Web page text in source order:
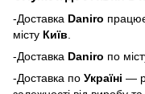
-Доставка Daniro п
місту Київ
-Доставка Daniro по
-Доставка по Україні —